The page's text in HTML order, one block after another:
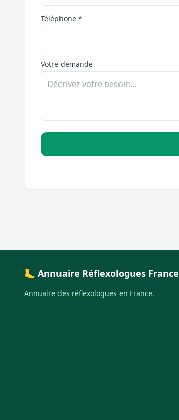
Téléphone *
Votre demande
🦶 Annuaire Réflexologues France
Annuaire des réflexologues en France.